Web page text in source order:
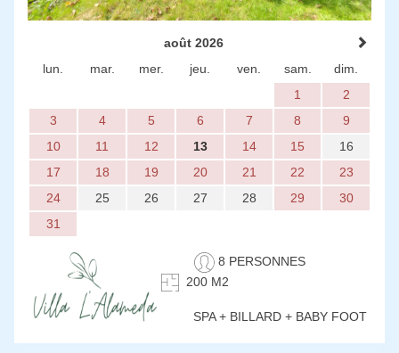
août 2026
lun.
mar. mer. jeu. ven. sam.
dim.
1
2
3
4 5 6 7 8
9
10
11 12 13 14 15
16
17
18 19 20 21 22
23
24
25 26 27 28 29
30
31
8 PERSONNES
200 M2
SPA + BILLARD + BABY FOOT